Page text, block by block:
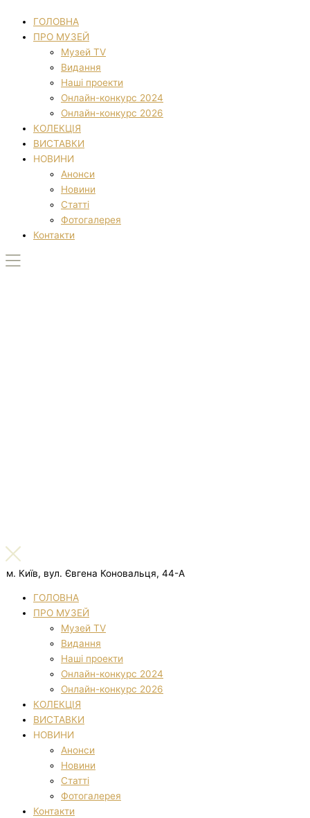
ГОЛОВНА
ПРО МУЗЕЙ
Музей TV
Видання
Наші проекти
Онлайн-конкурс 2024
Онлайн-конкурс 2026
КОЛЕКЦІЯ
ВИСТАВКИ
НОВИНИ
Анонси
Новини
Статті
Фотогалерея
Контакти
м. Київ, вул. Євгена Коновальця, 44-А
ГОЛОВНА
ПРО МУЗЕЙ
Музей TV
Видання
Наші проекти
Онлайн-конкурс 2024
Онлайн-конкурс 2026
КОЛЕКЦІЯ
ВИСТАВКИ
НОВИНИ
Анонси
Новини
Статті
Фотогалерея
Контакти